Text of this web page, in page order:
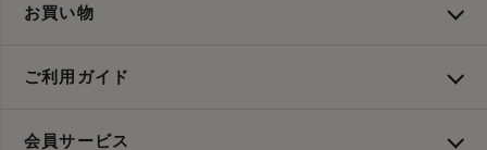
お買い物
ご利用ガイド
会員サービス